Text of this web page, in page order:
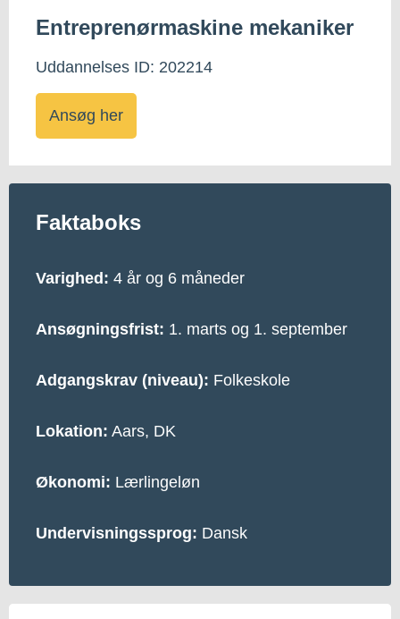
Entreprenørmaskine mekaniker
Uddannelses ID: 202214
Ansøg her
Faktaboks
Varighed: 4 år og 6 måneder
Ansøgningsfrist: 1. marts og 1. september
Adgangskrav (niveau): Folkeskole
Lokation: Aars, DK
Økonomi: Lærlingeløn
Undervisningssprog: Dansk